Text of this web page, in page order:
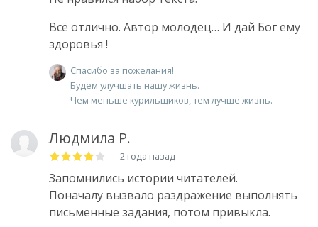
Всё отлично. Автор молодец… И дай Бог ему
здоровья !
Спасибо за пожелания!
Будем улучшать нашу жизнь.
Чем меньше курильщиков, тем лучше жизнь.
Людмила Р.
— 2 года назад
Запомнились истории читателей.
Поначалу вызвало раздражение выполнять
письменные задания, потом привыкла.